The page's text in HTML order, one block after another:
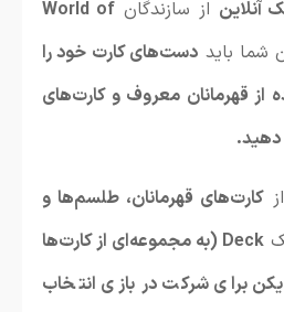
آنلاین از سازندگانWorld of
باید دست‌های کارت خود را
از قهرمانان معروف و کارت‌های
کارت‌های قهرمانان، طلسم‌ها و
Deck (به مجموعه‌ای از کارت‌ها
برای شرکت در بازی انتخاب